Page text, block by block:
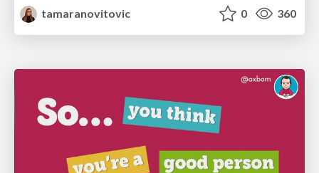
tamaranovitovic
0 360